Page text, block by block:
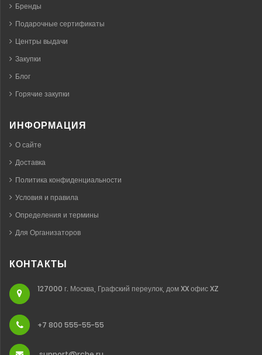
Бренды
Подарочные сертификаты
Центры выдачи
Закупки
Блог
Горячие закупки
ИНФОРМАЦИЯ
О сайте
Доставка
Политика конфиденциальности
Условия и правила
Определения и термины
Для Организаторов
КОНТАКТЫ
127000 г. Москва, Графский переулок, дом XX офис XZ
+7 800 555-55-55